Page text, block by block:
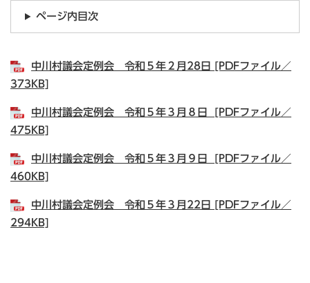
ページ内目次
中川村議会定例会 令和５年２月28日 [PDFファイル／
373KB]
中川村議会定例会 令和５年３月８日 [PDFファイル／
475KB]
中川村議会定例会 令和５年３月９日 [PDFファイル／
460KB]
中川村議会定例会 令和５年３月22日 [PDFファイル／
294KB]